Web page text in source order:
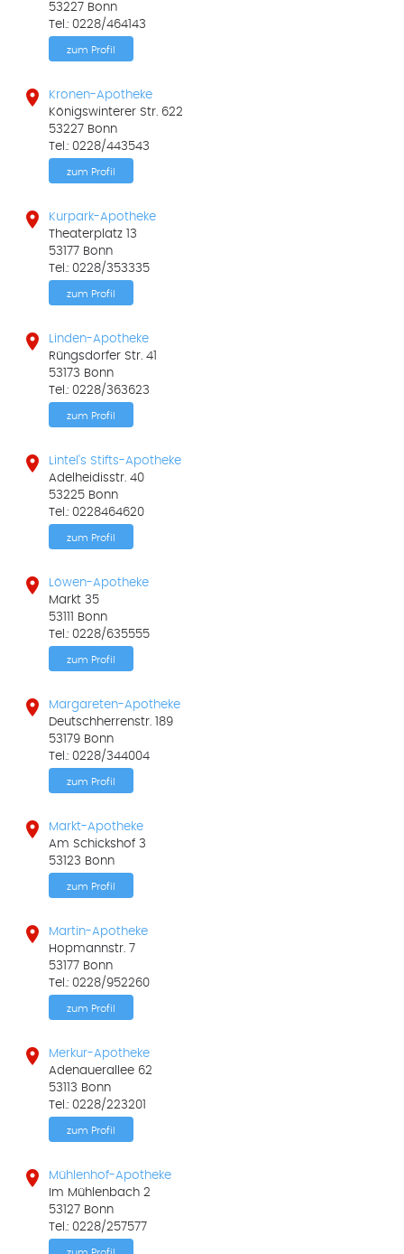
53227 Bonn
Tel.: 0228/464143
zum Profil

Kronen-Apotheke
Königswinterer Str. 622
53227 Bonn
Tel.: 0228/443543
zum Profil

Kurpark-Apotheke
Theaterplatz 13
53177 Bonn
Tel.: 0228/353335
zum Profil

Linden-Apotheke
Rüngsdorfer Str. 41
53173 Bonn
Tel.: 0228/363623
zum Profil

Lintel's Stifts-Apotheke
Adelheidisstr. 40
53225 Bonn
Tel.: 0228464620
zum Profil

Löwen-Apotheke
Markt 35
53111 Bonn
Tel.: 0228/635555
zum Profil

Margareten-Apotheke
Deutschherrenstr. 189
53179 Bonn
Tel.: 0228/344004
zum Profil

Markt-Apotheke
Am Schickshof 3
53123 Bonn
zum Profil

Martin-Apotheke
Hopmannstr. 7
53177 Bonn
Tel.: 0228/952260
zum Profil

Merkur-Apotheke
Adenauerallee 62
53113 Bonn
Tel.: 0228/223201
zum Profil

Mühlenhof-Apotheke
Im Mühlenbach 2
53127 Bonn
Tel.: 0228/257577